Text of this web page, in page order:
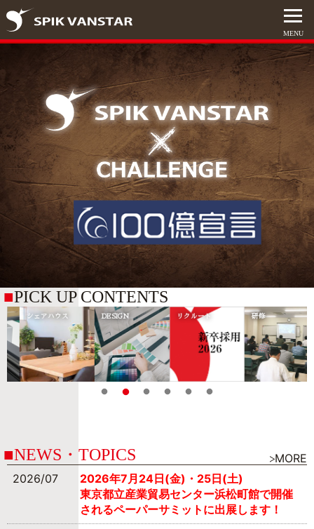
PICK UP CONTENTS
シェアハウス DESIGN リクルート 研修
NEWS・TOPICS
MORE
2026/07
2026年7月24日(金)・25日(土)
東京都立産業貿易センター浜松町館で開催
されるペーパーサミットに出展します！